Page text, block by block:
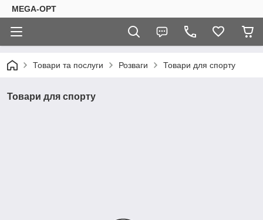
MEGA-OPT
Товари та послуги Розваги Товари для спорту
Товари для спорту